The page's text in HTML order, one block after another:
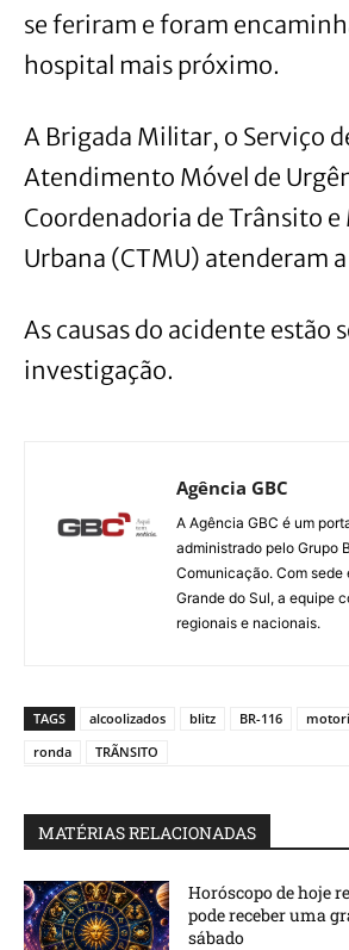
se feriram e foram
hospital mais próximo.
A Brigada Militar, o Serviço
Atendimento Móvel de
Coordenadoria de Trânsito
Urbana (CTMU) atenderam
As causas do acidente estão
investigação.
Agência GBC
A Agência GBC é um
administrado pelo Grupo
Comunicação. Com sede
Grande do Sul, a equipe
regionais e nacionais.
TAGS alcoolizados blitz BR-116
ronda
TRÃNSITO
MATÉRIAS RELACIONADAS
Horóscopo de hoje
pode receber uma
sábado